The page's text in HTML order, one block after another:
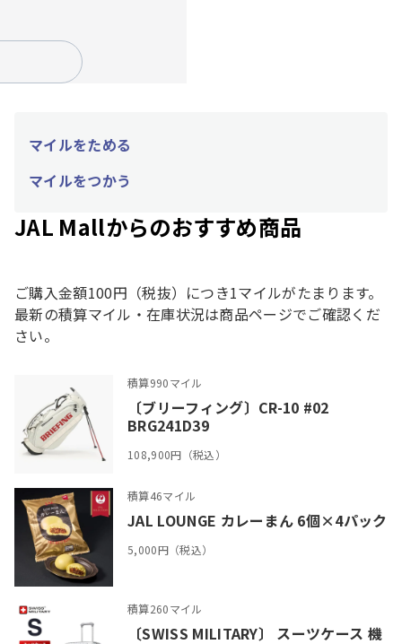
マイルをためる
マイルをつかう
JAL Mallからのおすすめ商品
ご購入金額100円（税抜）につき1マイルがたまります。
最新の積算マイル・在庫状況は商品ページでご確認くだ
さい。
積算990マイル
〔ブリーフィング〕CR-10 #02
BRG241D39
108,900円（税込）
積算46マイル
JAL LOUNGE カレーまん 6個×4パック
5,000円（税込）
積算260マイル
〔SWISS MILITARY〕 スーツケース 機